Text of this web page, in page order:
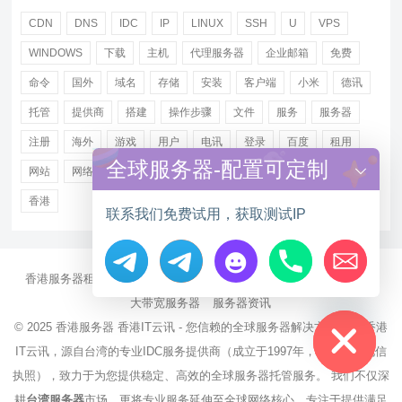
CDN DNS IDC IP LINUX SSH U VPS
WINDOWS 下载 主机 代理服务器 企业邮箱 免费
命令 国外 域名 存储 安装 客户端 小米 德讯
托管 提供商 搭建 操作步骤 文件 服务 服务器
注册 海外 游戏 用户 电讯 登录 百度 租用
网站 网络 腾讯 虚拟主机 证书 配置 阿里
香港
香港服务器租用 海外CN2服务器 站群多IP服务器
海外云服务器
大带宽服务器
服务器资讯
© 2025 香港服务器 香港IT云讯 - 您信赖的全球服务器解决方案伙伴 香港
IT云讯，源自台湾的专业IDC服务提供商（成立于1997年，持有NCC电信
执照），致力于为您提供稳定、高效的全球服务器托管服务。 我们不仅深
Hide chaty
全球服务器-配置可定制
联系我们免费试用，获取测试IP